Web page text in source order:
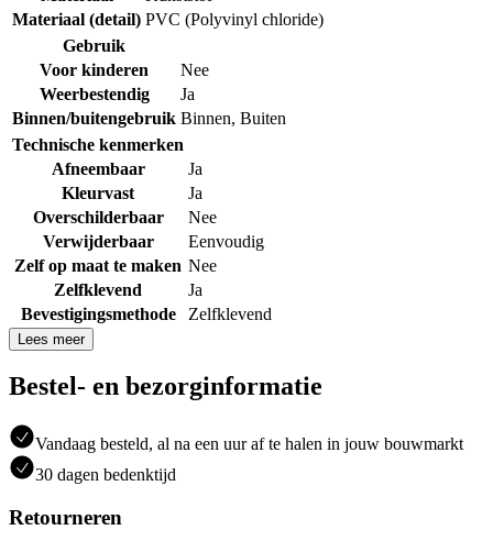
Materiaal (detail) PVC (Polyvinyl chloride)
Gebruik
Voor kinderen
Nee
Weerbestendig
Ja
Binnen/buitengebruik Binnen, Buiten
Technische kenmerken
Afneembaar
Ja
Kleurvast
Ja
Overschilderbaar
Nee
Verwijderbaar
Eenvoudig
Zelf op maat te maken Nee
Zelfklevend
Ja
Bevestigingsmethode
Zelfklevend
Lees meer
Bestel- en bezorginformatie
Vandaag besteld, al na een uur af te halen in jouw bouwmarkt
30 dagen bedenktijd
Retourneren